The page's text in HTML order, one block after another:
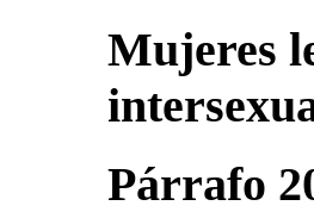
Mujeres
Párrafo